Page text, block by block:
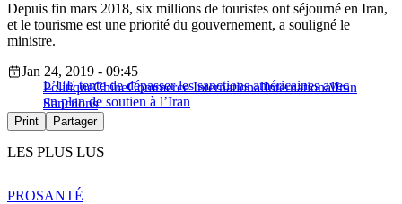
Depuis fin mars 2018, six millions de touristes ont séjourné en Iran,
et le tourisme est une priorité du gouvernement, a souligné le
ministre.
L’UE tente de dépasser les sanctions américaines avec
un plan de soutien à l’Iran
Jan 24, 2019 - 09:45
PolitiqueChineCommerce InternationalInternationalIran
Sanctions
Print Partager
LES PLUS LUS
PROSANTÉ